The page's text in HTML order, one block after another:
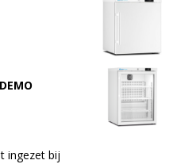
ingezet bij